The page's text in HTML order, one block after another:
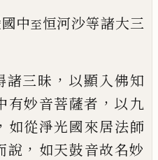
中至恒河沙等諸大三
諸三昧 ， 以顯入佛知
有妙音菩薩者 ， 以九
， 如從淨光國來居法師
說 ， 如天鼓音故名妙